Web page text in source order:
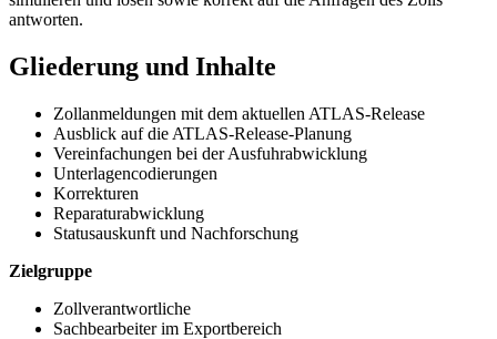
antworten.
Gliederung und Inhalte
Zollanmeldungen mit dem aktuellen ATLAS-Release
Ausblick auf die ATLAS-Release-Planung
Vereinfachungen bei der Ausfuhrabwicklung
Unterlagencodierungen
Korrekturen
Reparaturabwicklung
Statusauskunft und Nachforschung
Zielgruppe
Zollverantwortliche
Sachbearbeiter im Exportbereich